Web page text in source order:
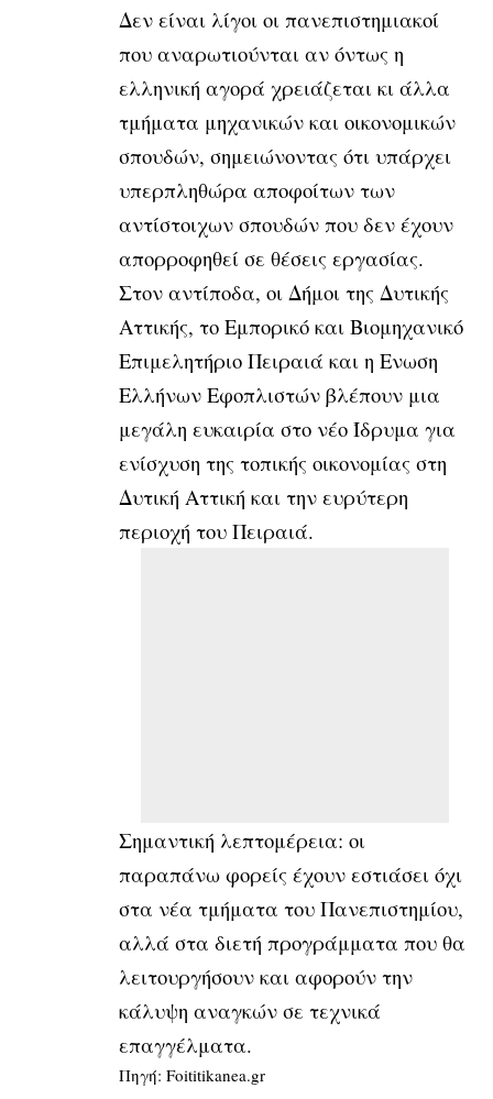
Δεν είναι λίγοι οι πανεπιστημιακοί
που αναρωτιούνται αν όντως η
ελληνική αγορά χρειάζεται κι άλλα
τμήματα μηχανικών και οικονομικών
σπουδών, σημειώνοντας ότι υπάρχει
υπερπληθώρα αποφοίτων των
αντίστοιχων σπουδών που δεν έχουν
απορροφηθεί σε θέσεις εργασίας.
Στον αντίποδα, οι Δήμοι της Δυτικής
Αττικής, το Εμπορικό και Βιομηχανικό
Επιμελητήριο Πειραιά και η Ενωση
Ελλήνων Εφοπλιστών βλέπουν μια
μεγάλη ευκαιρία στο νέο Ίδρυμα για
ενίσχυση της τοπικής οικονομίας στη
Δυτική Αττική και την ευρύτερη
περιοχή του Πειραιά.
Σημαντική λεπτομέρεια: οι
παραπάνω φορείς έχουν εστιάσει όχι
στα νέα τμήματα του Πανεπιστημίου,
αλλά στα διετή προγράμματα που θα
λειτουργήσουν και αφορούν την
κάλυψη αναγκών σε τεχνικά
επαγγέλματα.
Πηγή: Foititikanea.gr